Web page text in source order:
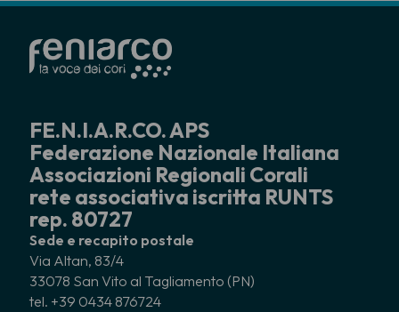
FE.N.I.A.R.CO. APS
Federazione Nazionale Italiana
Associazioni Regionali Corali
rete associativa iscritta RUNTS
rep. 80727
Sede e recapito postale
Via Altan, 83/4
33078 San Vito al Tagliamento (PN)
tel. +39 0434 876724